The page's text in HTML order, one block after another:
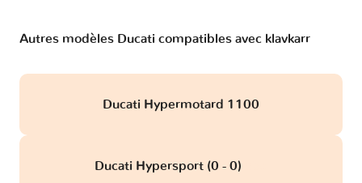
Autres modèles Ducati compatibles avec klavkarr
Ducati Hypermotard 1100
Ducati Hypersport (0 - 0)